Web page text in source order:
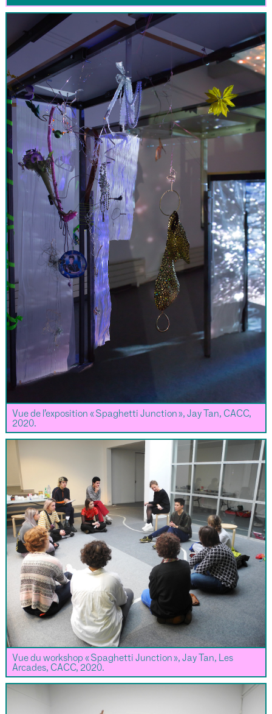
Vue de l’exposition « Spaghetti Junction », Jay Tan, CACC,
2020.
Vue du workshop « Spaghetti Junction », Jay Tan, Les
Arcades, CACC, 2020.